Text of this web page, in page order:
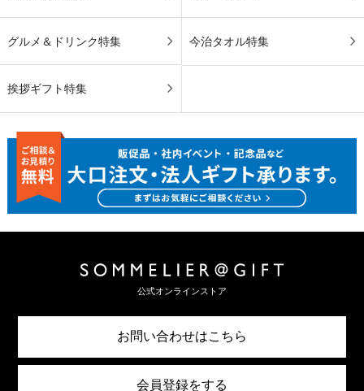
グルメ＆ドリンク特集 今治タオル特集
挨拶ギフト特集
公式オンラインストア
お問い合わせはこちら
会員登録をする